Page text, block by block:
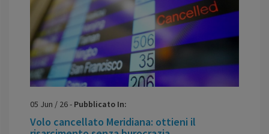
05 Jun / 26- Pubblicato In:
Volo cancellato Meridiana: ottieni il